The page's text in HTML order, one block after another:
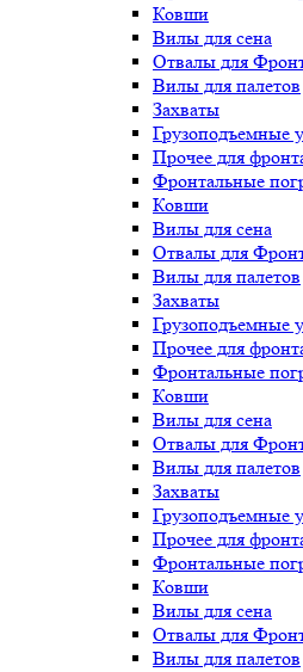
Ковши
Вилы для сена
Отвалы для
Вилы для палетов
Захваты
Грузоподъемные
Прочее для
Фронтальные
Ковши
Вилы для сена
Отвалы для
Вилы для палетов
Захваты
Грузоподъемные
Прочее для
Фронтальные
Ковши
Вилы для сена
Отвалы для
Вилы для палетов
Захваты
Грузоподъемные
Прочее для
Фронтальные
Ковши
Вилы для сена
Отвалы для
Вилы для палетов